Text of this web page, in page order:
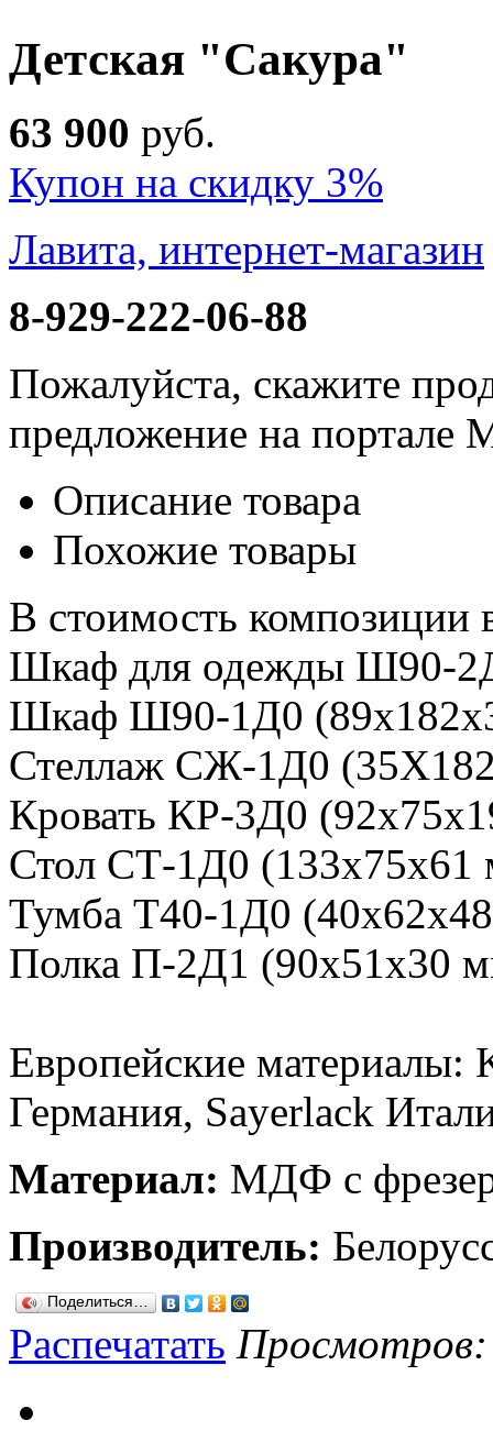
Детская "Сакура"
63 900 руб.
Купон на скидку 3%
Лавита, интернет-магазин
8-929-222-06-88
Пожалуйста, скажите
предложение на портале
Описание товара
Похожие товары
В стоимость композиции
Шкаф для одежды Ш90-
Шкаф Ш90-1Д0
Стеллаж СЖ-1Д0
Кровать КР-3Д0
Стол СТ-1Д0 (133х75х61
Тумба Т40-1Д0
Полка П-2Д1 (90х51х30
Европейские
Германия, Sayerlack
Материал: МДФ с
Производитель:
Поделиться…
Распечатать Просмотров: